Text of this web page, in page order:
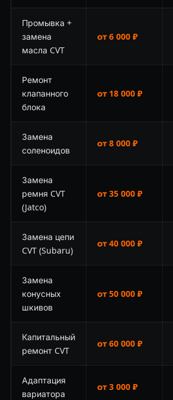
Промывка +
замена
масла CVT
от 6 000 ₽
Ремонт
клапанного
блока
от 18 000 ₽
Замена
соленоидов
от 8 000 ₽
Замена
ремня CVT
(Jatco)
от 35 000 ₽
Замена цепи
CVT (Subaru)
от 40 000 ₽
Замена
конусных
шкивов
от 50 000 ₽
Капитальный
ремонт CVT
от 60 000 ₽
Адаптация
вариатора
от 3 000 ₽